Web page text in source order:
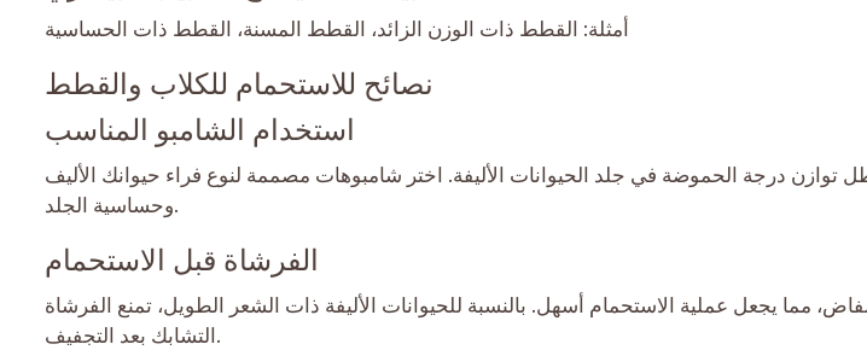
أمثلة: القطط ذات الوزن الزائد، القطط المسنة، القطط ذات الحساسية
نصائح للاستحمام للكلاب والقطط
استخدام الشامبو المناسب
توازن درجة الحموضة في جلد الحيوانات الأليفة. اختر شامبوهات مصممة لنوع فراء حيوانك الأليف
وحساسية الجلد.
الفرشاة قبل الاستحمام
مما يجعل عملية الاستحمام أسهل. بالنسبة للحيوانات الأليفة ذات الشعر الطويل، تمنع الفرشاة
التشابك بعد التجفيف.